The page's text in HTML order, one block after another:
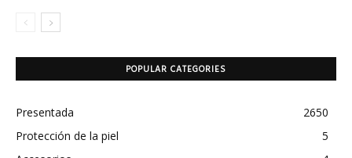
POPULAR CATEGORIES
Presentada
2650
Protección de la piel
5